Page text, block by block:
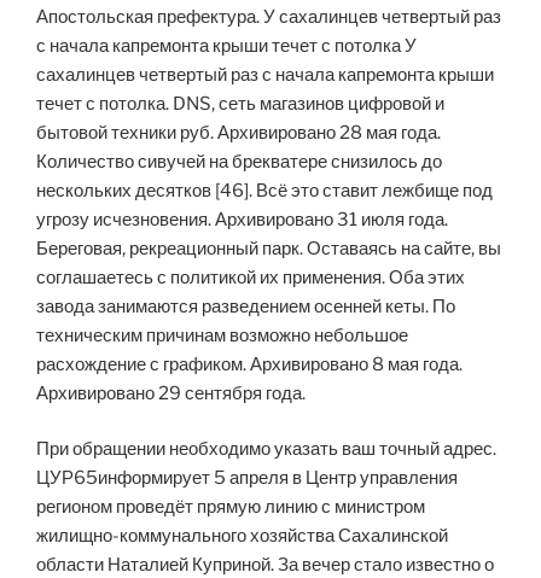
Апостольская префектура. У сахалинцев четвертый раз
с начала капремонта крыши течет с потолка У
сахалинцев четвертый раз с начала капремонта крыши
течет с потолка. DNS, сеть магазинов цифровой и
бытовой техники руб. Архивировано 28 мая года.
Количество сивучей на брекватере снизилось до
нескольких десятков [46]. Всё это ставит лежбище под
угрозу исчезновения. Архивировано 31 июля года.
Береговая, рекреационный парк. Оставаясь на сайте, вы
соглашаетесь с политикой их применения. Оба этих
завода занимаются разведением осенней кеты. По
техническим причинам возможно небольшое
расхождение с графиком. Архивировано 8 мая года.
Архивировано 29 сентября года.
При обращении необходимо указать ваш точный адрес.
ЦУР65информирует 5 апреля в Центр управления
регионом проведёт прямую линию с министром
жилищно-коммунального хозяйства Сахалинской
области Наталией Куприной. За вечер стало известно о